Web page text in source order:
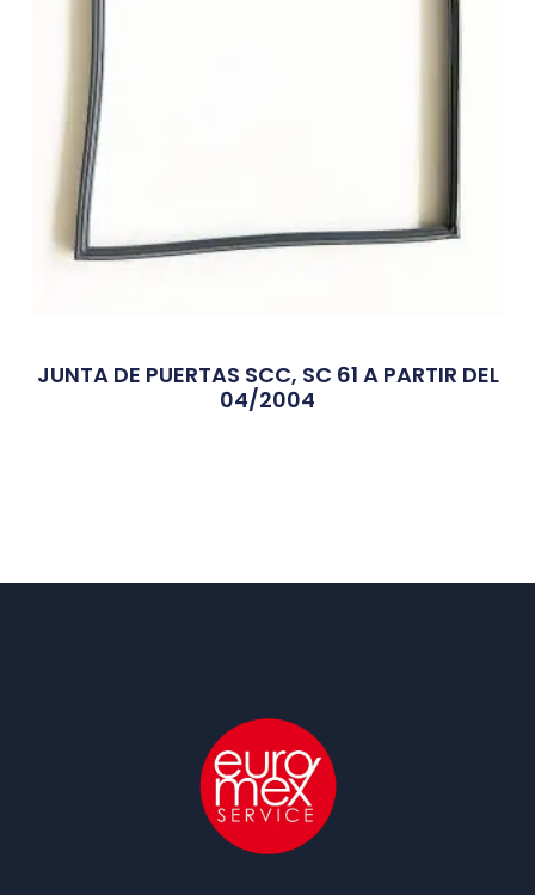
JUNTA DE PUERTAS SCC, SC 61 A PARTIR DEL
04/2004